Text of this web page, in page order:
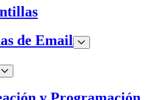
de Email